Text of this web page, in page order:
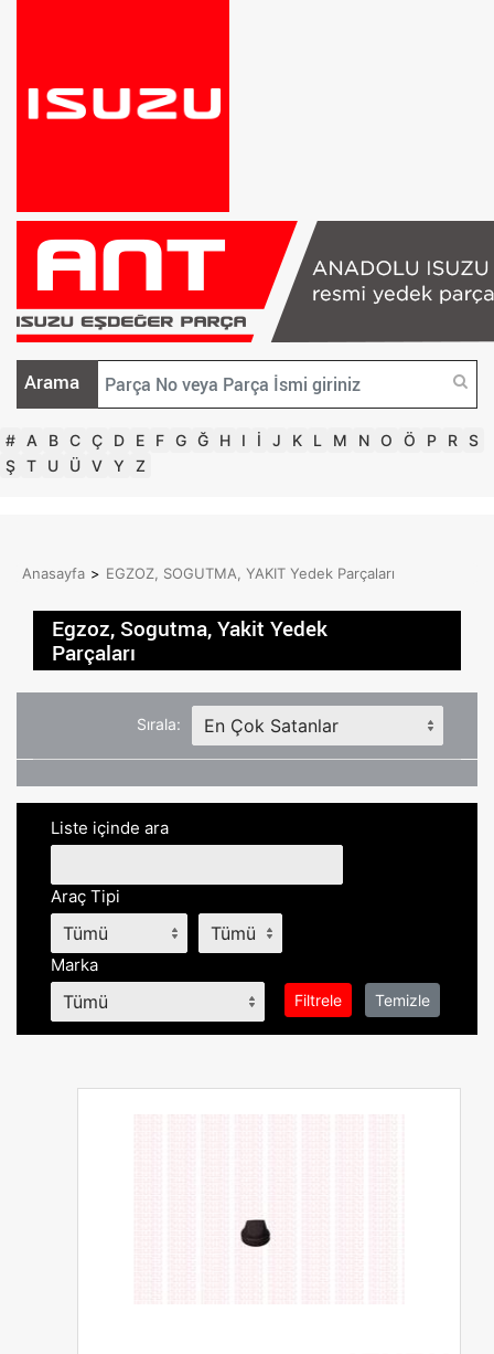
Arama
# A B C Ç D E F G Ğ H I İ J K L M N O Ö P R S
Ş T U Ü V Y Z
Anasayfa > EGZOZ, SOGUTMA, YAKIT Yedek Parçaları
Egzoz, Sogutma, Yakit Yedek
Parçaları
Sırala:
Liste içinde ara
Araç Tipi
Marka
Filtrele Temizle